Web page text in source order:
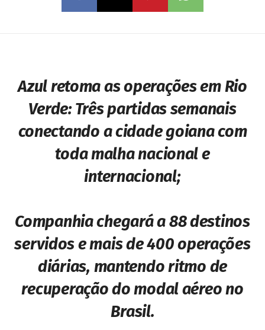
Azul retoma as operações em Rio
Verde:Três partidas semanais
conectando a cidade goiana com
toda malha nacional e
internacional;
Companhia chegará a 88 destinos
servidos e mais de 400 operações
diárias, mantendo ritmo de
recuperação do modal aéreo no
Brasil.